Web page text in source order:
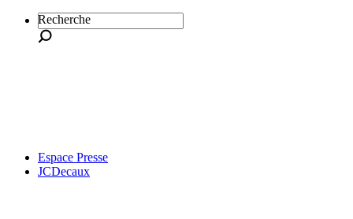
Recherche
Espace Presse
JCDecaux